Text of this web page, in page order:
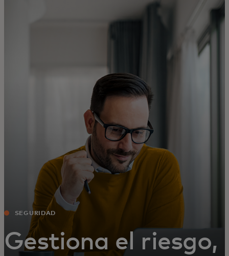
Para el mundo
Para innovadores
Noticias y tendencias
SEGURIDAD
Gestiona el riesgo,